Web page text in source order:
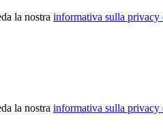
la nostra informativa sulla privacy
la nostra informativa sulla privacy